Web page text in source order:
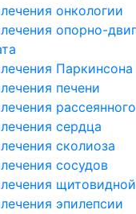
онкологии
опорно-
Паркинсона
печени
сердца
сколиоза
сосудов
эпилепсии